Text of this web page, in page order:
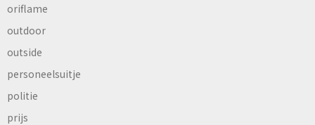
oriflame
outdoor
outside
personeelsuitje
politie
prijs